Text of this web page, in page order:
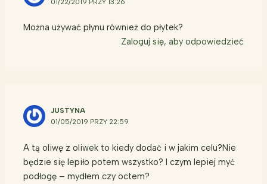
Można używać płynu również do płytek?
Zaloguj się, aby odpowiedzieć
JUSTYNA
01/05/2019 PRZY 22:59
A tą oliwę z oliwek to kiedy dodać i w jakim celu?Nie
będzie się lepiło potem wszystko? I czym lepiej myć
podłogę – mydłem czy octem?